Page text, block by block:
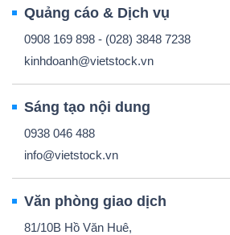
Quảng cáo & Dịch vụ
0908 169 898 - (028) 3848 7238
kinhdoanh@vietstock.vn
Sáng tạo nội dung
0938 046 488
info@vietstock.vn
Văn phòng giao dịch
81/10B Hồ Văn Huê,